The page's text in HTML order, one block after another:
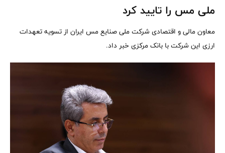
ملی مس را تایید کرد
معاون مالی و اقتصادی شرکت ملی صنایع مس ایران از تسویه تعهدات
ارزی این شرکت با بانک مرکزی خبر داد.